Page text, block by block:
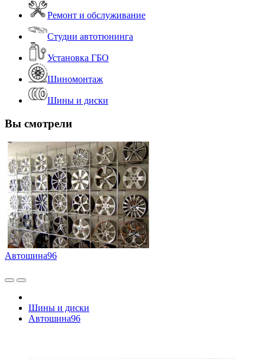
Ремонт и обслуживание
Студии автотюнинга
Установка ГБО
Шиномонтаж
Шины и диски
Вы смотрели
Автошина96
Шины и диски
Автошина96